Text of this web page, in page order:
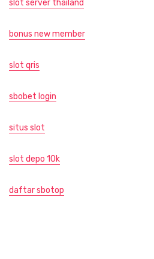
slot server thailand
bonus new member
slot qris
sbobet login
situs slot
slot depo 10k
daftar sbotop